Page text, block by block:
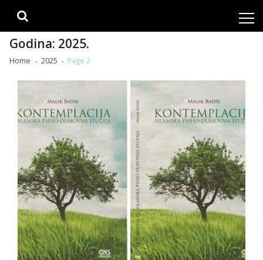
Godina: 2025.
Home 2025 Page 2